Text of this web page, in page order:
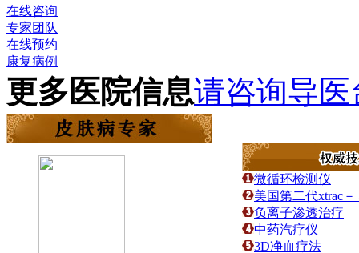
在线咨询
专家团队
在线预约
康复病例
更多医院信息请咨询导医
微循环检测仪
美国第二代xtrac
负离子渗透治疗
中药汽疗仪
3D净血疗法